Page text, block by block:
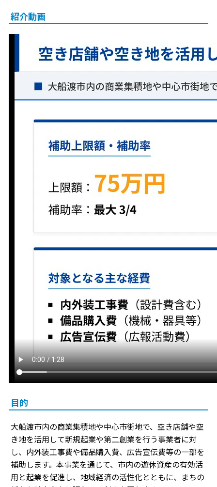
紹介動画
目的
大船渡市内の商業集積地や中心市街地で、空き店舗や空
き地を活用して新規起業や第二創業を行う事業者に対
し、内外装工事費や備品購入費、広告宣伝費等の一部を
補助します。本事業を通じて、市内の遊休資産の有効活
用と起業を促進し、地域経済の活性化とともに、まちの